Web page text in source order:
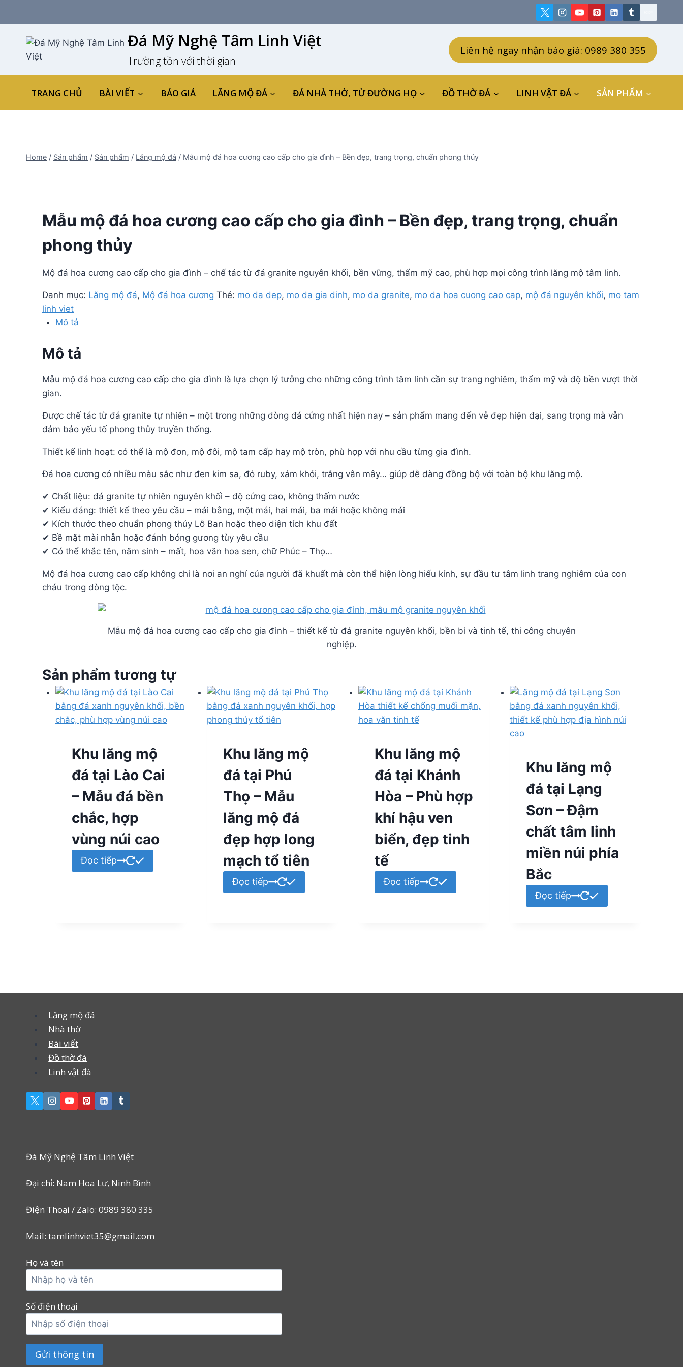
content
Đá Mỹ Nghệ Tâm Linh Việt
Trường tồn với thời gian
Liên hệ ngay nhận báo giá: 0989 380 355
TRANG CHỦ BÀI VIẾT BÁO GIÁ LĂNG MỘ ĐÁ ĐÁ NHÀ THỜ, TỪ ĐƯỜNG HỌ ĐỒ THỜ ĐÁ LINH VẬT ĐÁ SẢN PHẨM
Home / Sản phẩm / Sản phẩm / Lăng mộ đá / Mẫu mộ đá hoa cương cao cấp cho gia đình – Bền đẹp, trang trọng, chuẩn phong thủy
Mẫu mộ đá hoa cương cao cấp cho gia đình – Bền đẹp, trang trọng, chuẩn
phong thủy
Mộ đá hoa cương cao cấp cho gia đình – chế tác từ đá granite nguyên khối, bền vững, thẩm mỹ cao, phù hợp mọi công trình lăng mộ tâm linh.
Danh mục: Lăng mộ đá, Mộ đá hoa cương Thẻ: mo da dep, mo da gia dinh, mo da granite, mo da hoa cuong cao cap, mộ đá nguyên khối, mo tam
linh viet
Mô tả
Mô tả
Mẫu mộ đá hoa cương cao cấp cho gia đình là lựa chọn lý tưởng cho những công trình tâm linh cần sự trang nghiêm, thẩm mỹ và độ bền vượt thời
gian.
Được chế tác từ đá granite tự nhiên – một trong những dòng đá cứng nhất hiện nay – sản phẩm mang đến vẻ đẹp hiện đại, sang trọng mà vẫn
đảm bảo yếu tố phong thủy truyền thống.
Thiết kế linh hoạt: có thể là mộ đơn, mộ đôi, mộ tam cấp hay mộ tròn, phù hợp với nhu cầu từng gia đình.
Đá hoa cương có nhiều màu sắc như đen kim sa, đỏ ruby, xám khói, trắng vân mây… giúp dễ dàng đồng bộ với toàn bộ khu lăng mộ.
✔ Chất liệu: đá granite tự nhiên nguyên khối – độ cứng cao, không thấm nước
✔ Kiểu dáng: thiết kế theo yêu cầu – mái bằng, một mái, hai mái, ba mái hoặc không mái
✔ Kích thước theo chuẩn phong thủy Lỗ Ban hoặc theo diện tích khu đất
✔ Bề mặt mài nhẵn hoặc đánh bóng gương tùy yêu cầu
✔ Có thể khắc tên, năm sinh – mất, hoa văn hoa sen, chữ Phúc – Thọ…
Mộ đá hoa cương cao cấp không chỉ là nơi an nghỉ của người đã khuất mà còn thể hiện lòng hiếu kính, sự đầu tư tâm linh trang nghiêm của con
cháu trong dòng tộc.
Mẫu mộ đá hoa cương cao cấp cho gia đình – thiết kế từ đá granite nguyên khối, bền bỉ và tinh tế, thi công chuyên
nghiệp.
Sản phẩm tương tự
Khu lăng mộ
đá tại Lào Cai
– Mẫu đá bền
chắc, hợp
vùng núi cao
Đọc tiếp
Khu lăng mộ
đá tại Phú
Thọ – Mẫu
lăng mộ đá
đẹp hợp long
mạch tổ tiên
Đọc tiếp
Khu lăng mộ
đá tại Khánh
Hòa – Phù hợp
khí hậu ven
biển, đẹp tinh
tế
Đọc tiếp
Khu lăng mộ
đá tại Lạng
Sơn – Đậm
chất tâm linh
miền núi phía
Bắc
Đọc tiếp
Lăng mộ đá
Nhà thờ
Bài viết
Đồ thờ đá
Linh vật đá
Đá Mỹ Nghệ Tâm Linh Việt
Đại chỉ: Nam Hoa Lư, Ninh Bình
Điện Thoại / Zalo: 0989 380 335
Mail: tamlinhviet35@gmail.com
Họ và tên
Số điện thoại